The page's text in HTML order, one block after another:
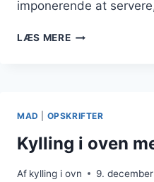
imponerende at
LÆS MEREKYLLING
MAD OPSKRIFTER
Kylling i oven
Af kylling i ovn 9.